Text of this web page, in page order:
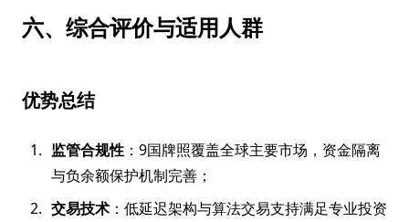
六、综合评价与适用人群
优势总结
监管合规性 ：9国牌照覆盖全球主要市场，资金隔离
与负余额保护机制完善；
交易技术 ：低延迟架构与算法交易支持满足专业投资